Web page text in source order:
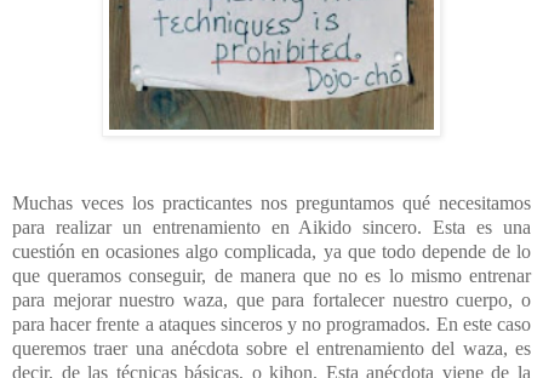
Muchas veces los practicantes nos preguntamos qué necesitamos
para realizar un entrenamiento en Aikido sincero. Esta es una
cuestión en ocasiones algo complicada, ya que todo depende de lo
que queramos conseguir, de manera que no es lo mismo entrenar
para mejorar nuestro waza, que para fortalecer nuestro cuerpo, o
para hacer frente a ataques sinceros y no programados. En este caso
queremos traer una anécdota sobre el entrenamiento del waza, es
decir, de las técnicas básicas, o kihon. Esta anécdota viene de la